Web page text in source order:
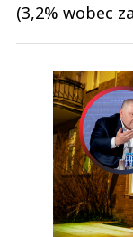
(3,2% wobec